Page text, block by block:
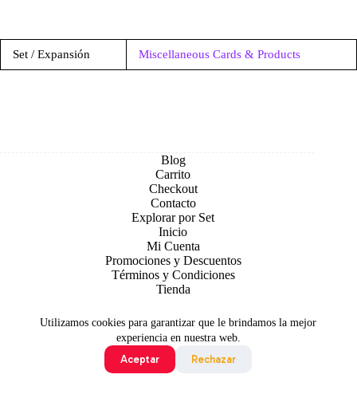
Utilizamos cookies para garantizar que le brindamos la mejor
experiencia en nuestra web.
Aceptar
Rechazar
Set / Expansión Miscellaneous Cards & Products
Blog
Carrito
Checkout
Contacto
Explorar por Set
Inicio
Mi Cuenta
Promociones y Descuentos
Términos y Condiciones
Tienda
Todo contenido original es sujeto de Copyright © 2026 TCG